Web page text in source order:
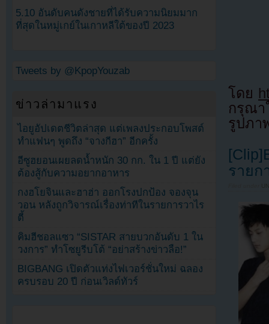
โดย
กรุณา
รูปภา
รายก
5.10 อันดับคนดังชายที่ได้รับความนิยมมาก
ที่สุดในหมู่เกย์ในเกาหลีใต้ของปี 2023
Tweets by @KpopYouzab
ข่าวล่ามาแรง
ไอยูอัปเดตชีวิตล่าสุด แต่เพลงประกอบโพสต์
ทำแฟนๆ พูดถึง “จางกีฮา” อีกครั้ง
อีซูฮยอนเผยลดน้ำหนัก 30 กก. ใน 1 ปี แต่ยัง
ต้องสู้กับความอยากอาหาร
กงฮโยจินและฮาฮ่า ออกโรงปกป้อง จองจุน
วอน หลังถูกวิจารณ์เรื่องท่าทีในรายการวาไร
ตี้
คิมฮีชอลแซว “SISTAR สายบวกอันดับ 1 ใน
วงการ” ทำโซยูรีบโต้ “อย่าสร้างข่าวลือ!”
BIGBANG เปิดตัวแท่งไฟเวอร์ชั่นใหม่ ฉลอง
ครบรอบ 20 ปี ก่อนเวิลด์ทัวร์